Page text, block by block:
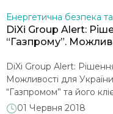
Енергетична безпека та
DiXi Group Alert:
“Газпрому”.
DiXi Group Alert:
Можливості для
“Газпромом” та його
точки входу на
01 Червня 2018